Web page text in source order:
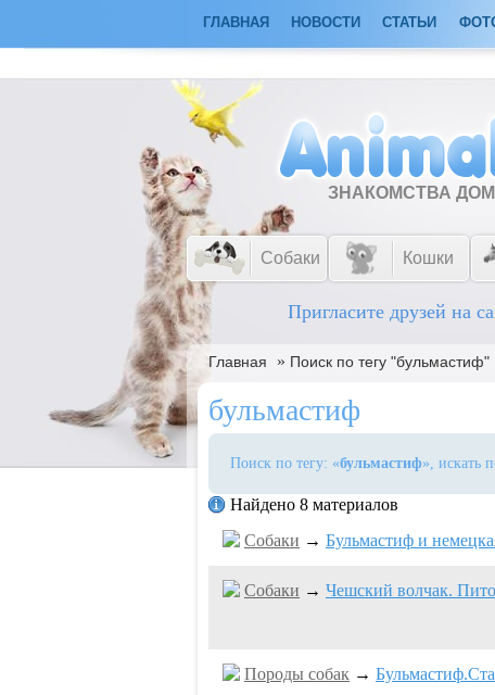
ГЛАВНАЯ НОВОСТИ СТАТЬИ
ЗНАКОМСТВА
Собаки Кошки
Пригласите друзей на
Главная » Поиск по тегу "бульмастиф"
бульмастиф
Поиск по тегу: «бульмастиф», искать
Найдено 8 материалов
Собаки → Бульмастиф и
Собаки → Чешский волчак.
Породы собак →